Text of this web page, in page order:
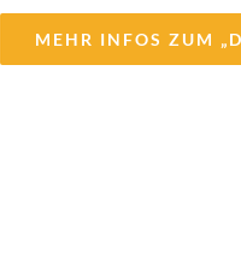
MEHR INFOS ZUM